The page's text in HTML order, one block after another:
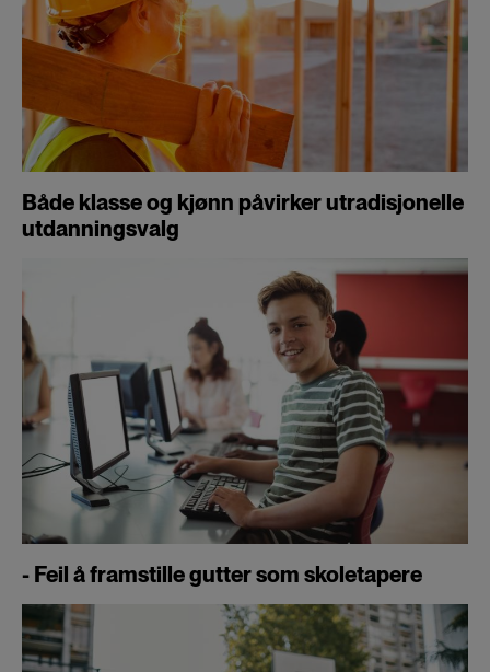
Både klasse og kjønn påvirker utradisjonelle
utdanningsvalg
- Feil å framstille gutter som skoletapere